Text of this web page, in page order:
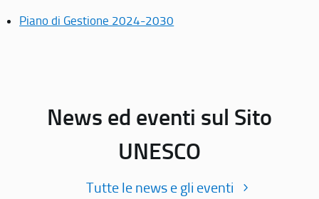
Piano di Gestione 2024-2030
News ed eventi sul Sito
UNESCO
Tutte le news e gli eventi